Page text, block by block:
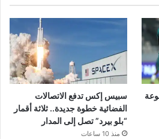
سبيس إكس تدفع الاتصالات
الفضائية خطوة جديدة.. ثلاثة أقمار
“بلو بيرد” تصل إلى المدار
منذ 10 ساعات